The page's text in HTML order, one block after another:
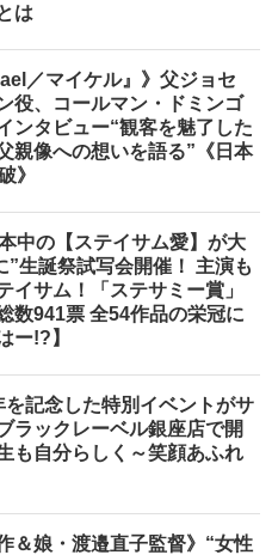
は
／マイケル』》父ジョセ
役、コールマン・ドミンゴ
ンタビュー“観客を魅了した
親像への想いを語る”《日本
》
中の【ステイサム愛】が大
”生誕祭試写会開催！ 主演も
イサム！「ステサミー賞」
数941票 全54作品の栄冠に
ー!?】
を記念した特別イベントがサ
ラックレーベル銀座店で開
自分らしく～笑顔あふれ
＆娘・渡邉直子監督》“女性